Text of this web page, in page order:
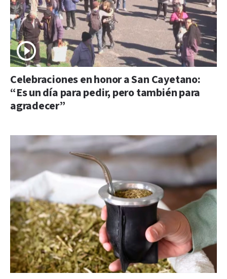
Celebraciones en honor a San Cayetano:
“Es un día para pedir, pero también para
agradecer”